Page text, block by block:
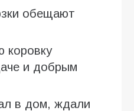
обещают
коровку
и добрым
в дом, ждали